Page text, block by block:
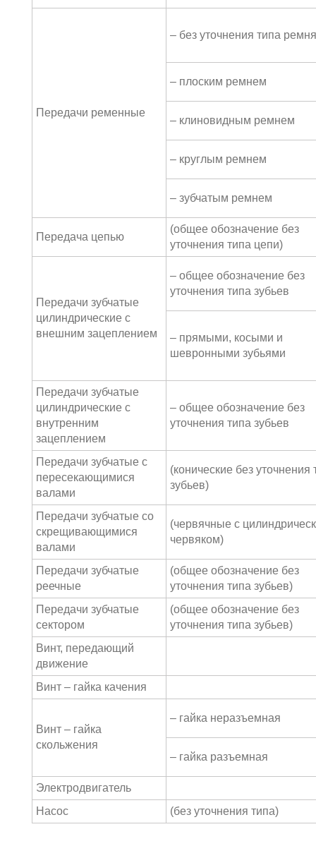
Передачи ременные
– без уточнения типа ремня
– плоским ремнем
– клиновидным ремнем
– круглым ремнем
– зубчатым ремнем
Передача цепью
(общее обозначение без
уточнения типа цепи)
Передачи зубчатые
цилиндрические с
внешним зацеплением
– общее обозначение без
уточнения типа зубьев
– прямыми, косыми и
шевронными зубьями
Передачи зубчатые
цилиндрические с
внутренним
зацеплением
– общее обозначение без
уточнения типа зубьев
Передачи зубчатые с
пересекающимися
валами
(конические без уточнения
зубьев)
Передачи зубчатые со
скрещивающимися
валами
(червячные с
червяком)
Передачи зубчатые
реечные
(общее обозначение без
уточнения типа зубьев)
Передачи зубчатые
сектором
(общее обозначение без
уточнения типа зубьев)
Винт, передающий
движение
Винт – гайка качения
Винт – гайка
скольжения
– гайка неразъемная
– гайка разъемная
Электродвигатель
Насос
(без уточнения типа)